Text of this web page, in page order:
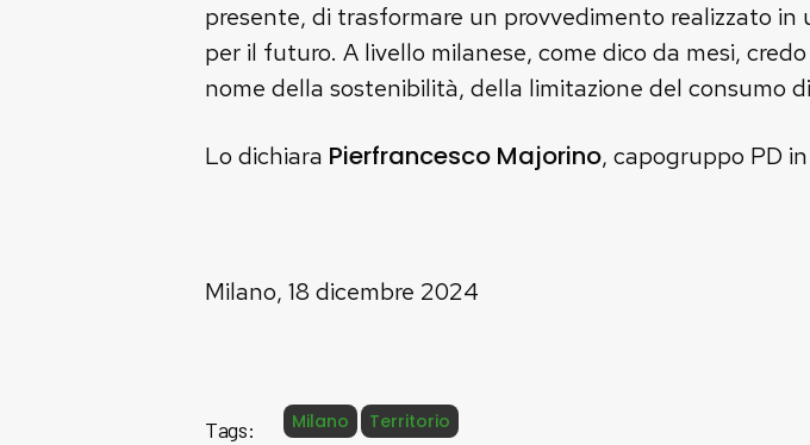
presente, di trasformare un provvedimento realizzato
per il futuro. A livello milanese, come dico da mesi,
nome della sostenibilità, della limitazione del consumo
Lo dichiara Pierfrancesco Majorino, capogruppo PD
Milano, 18 dicembre 2024
Tags: Milano Territorio